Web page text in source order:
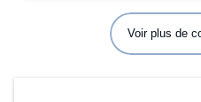
Voir plus de